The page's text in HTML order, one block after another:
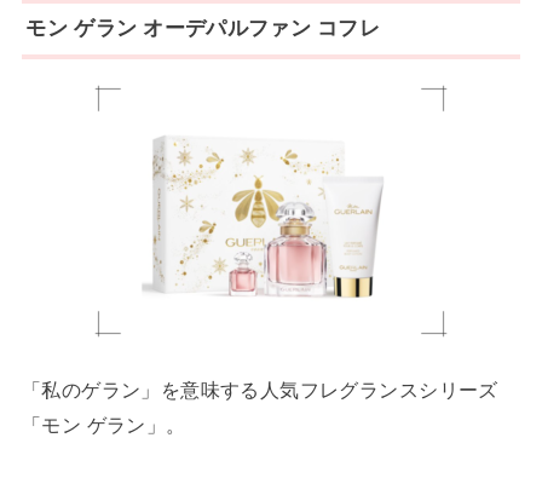
モン ゲラン オーデパルファン コフレ
「私のゲラン」を意味する人気フレグランスシリーズ
「モン ゲラン」。